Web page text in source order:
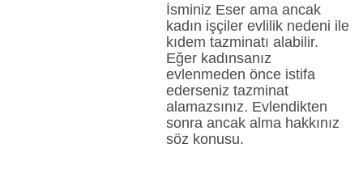
İsminiz Eser ama ancak
kadın işçiler evlilik nedeni ile
kıdem tazminatı alabilir.
Eğer kadınsanız
evlenmeden önce istifa
ederseniz tazminat
alamazsınız. Evlendikten
sonra ancak alma hakkınız
söz konusu.